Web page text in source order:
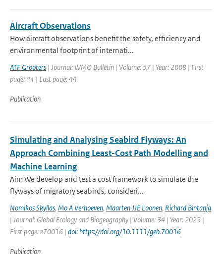
Aircraft Observations
How aircraft observations benefit the safety, efficiency and
environmental footprint of internati...
ATF Grooters | Journal: WMO Bulletin | Volume: 57 | Year: 2008 | First
page: 41 | Last page: 44
Publication
Simulating and Analysing Seabird Flyways: An
Approach Combining Least-Cost Path Modelling and
Machine Learning
Aim We develop and test a cost framework to simulate the
flyways of migratory seabirds, consideri...
Nomikos Skyllas, Mo A Verhoeven, Maarten JJE Loonen, Richard Bintanja
| Journal: Global Ecology and Biogeography | Volume: 34 | Year: 2025 |
First page: e70016 | doi: https://doi.org/10.1111/geb.70016
Publication